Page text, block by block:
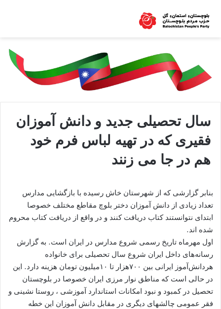
سال تحصیلی جدید و دانش آموزان
فقیری که در تهیه لباس فرم خود
هم در جا می زنند
بنابر گزارشی که از شهرستان خاش رسیده با بازگشایی مدارس
تعداد زیادی از دانش آموزان دختر بلوچ مقاطع مختلف خصوصا
ابتدای نتوانستند کتاب دریافت کنند و در واقع از دریافت کتاب محروم
شده اند.
اول مهرماه تاریخ رسمی شروع مدارس در ایران است. به گزارش
رسانه‌های داخل ایران شروع سال تحصیلی برای خانواده
هردانش‌آموز ایرانی بین ۷۰۰هزار تا ۱۰میلیون تومان هزینه دارد. این
در حالی است که مناطق نوار مرزی ایران خصوصا در بلوچستان
تحصیل در کمبود و نبود امکانات استاندارد آموزشی ، روستا نشینی و
فقر عمومی چالشهای دیگری در مقابل دانش آموزان این خطه